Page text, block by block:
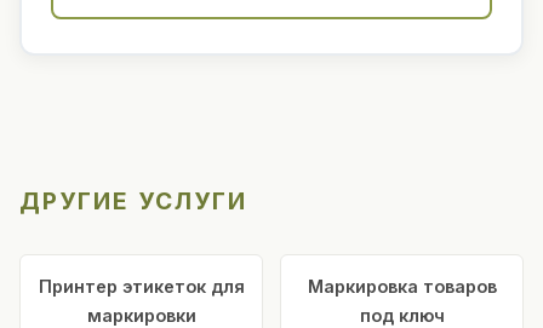
ДРУГИЕ УСЛУГИ
Принтер этикеток для
маркировки
Маркировка товаров
под ключ